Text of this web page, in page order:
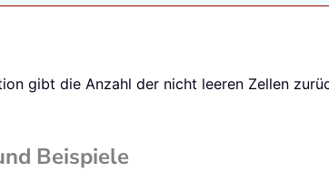
gibt die Anzahl der nicht leeren Zellen
Beispiele